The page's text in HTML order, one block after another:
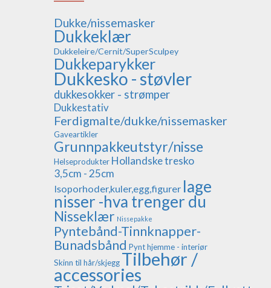
Dukke/nissemasker
Dukkeklær
Dukkeleire/Cernit/SuperSculpey
Dukkeparykker
Dukkesko - støvler
dukkesokker - strømper
Dukkestativ
Ferdigmalte/dukke/nissemasker
Gaveartikler
Grunnpakkeutstyr/nisse
Helseprodukter Hollandske tresko
3,5cm - 25cm
Isoporhoder,kuler,egg,figurer lage
nisser -hva trenger du
Nisseklær Nissepakke
Pyntebånd-Tinnknapper-
Bunadsbånd Pynt hjemme - interiør
Skinn til hår/skjegg Tilbehør /
accessories